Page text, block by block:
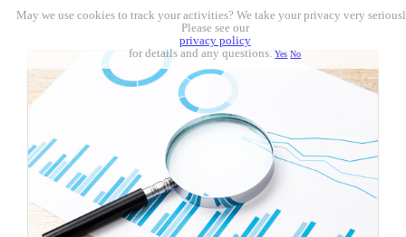
May we use cookies to track your activities? We take your privacy very
Please see our
privacy policy
for details and any questions.Yes No